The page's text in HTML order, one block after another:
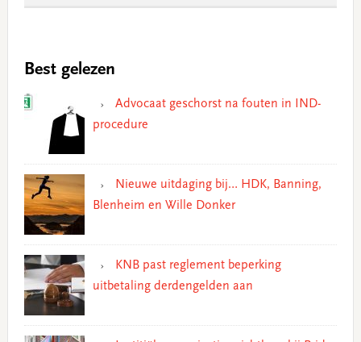
Best gelezen
Advocaat geschorst na fouten in IND-
procedure
Nieuwe uitdaging bij… HDK, Banning,
Blenheim en Wille Donker
KNB past reglement beperking
uitbetaling derdengelden aan